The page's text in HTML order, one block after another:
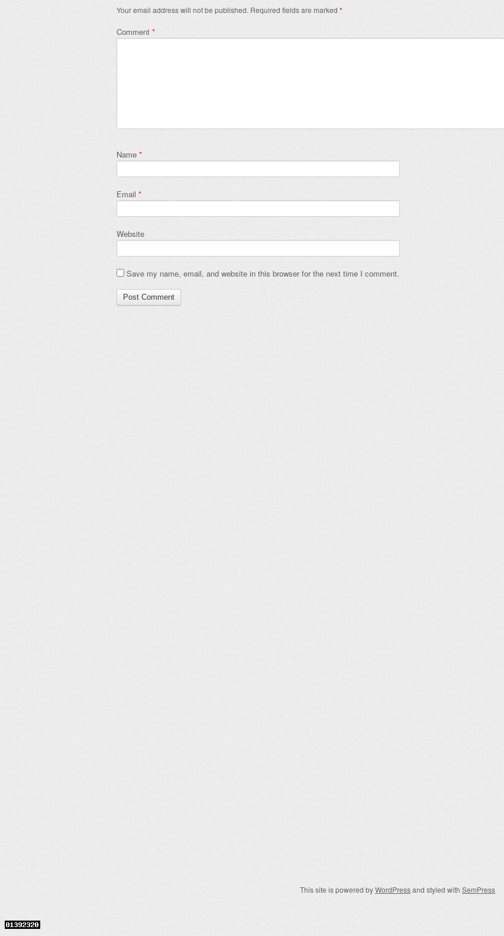
Your email address will not be published. Required fields are marked *
Comment *
Name *
Email *
Website
Save my name, email, and website in this browser for the next time I comment.
This site is powered byWordPressand styled with SemPress